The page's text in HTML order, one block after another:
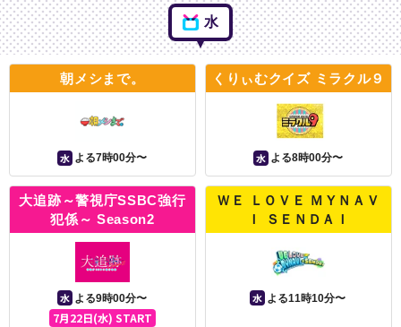
水
朝メシまで。
水 よる7時00分〜
くりぃむクイズ ミラクル９
水 よる8時00分〜
大追跡～警視庁SSBC強行
犯係～ Season2
水 よる9時00分〜
7月22日(水) START
ＷＥ ＬＯＶＥ ＭＹＮＡＶ
Ｉ ＳＥＮＤＡＩ
水 よる11時10分〜